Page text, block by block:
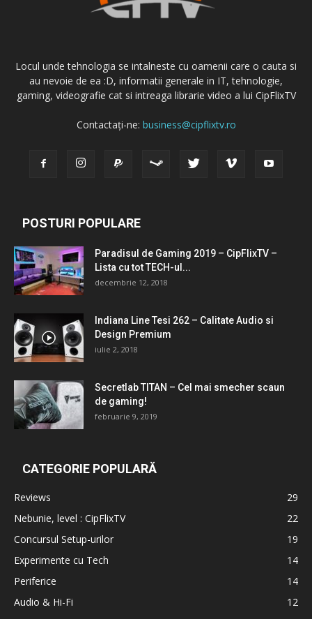
Locul unde tehnologia se intalneste cu oamenii care o cauta si
au nevoie de ea :D, informatii generale in IT, tehnologie,
gaming, videografie cat si intreaga librarie video a lui CipFlixTV
Contactați-ne: business@cipflixtv.ro
POSTURI POPULARE
Paradisul de Gaming 2019 – CipFlixTV –
Lista cu tot TECH-ul...
decembrie 12, 2018
Indiana Line Tesi 262 – Calitate Audio si
Design Premium
iulie 2, 2018
Secretlab TITAN – Cel mai smecher scaun
de gaming!
februarie 9, 2019
CATEGORIE POPULARĂ
Reviews
29
Nebunie, level : CipFlixTV
22
Concursul Setup-urilor
19
Experimente cu Tech
14
Periferice
14
Audio & Hi-Fi
12